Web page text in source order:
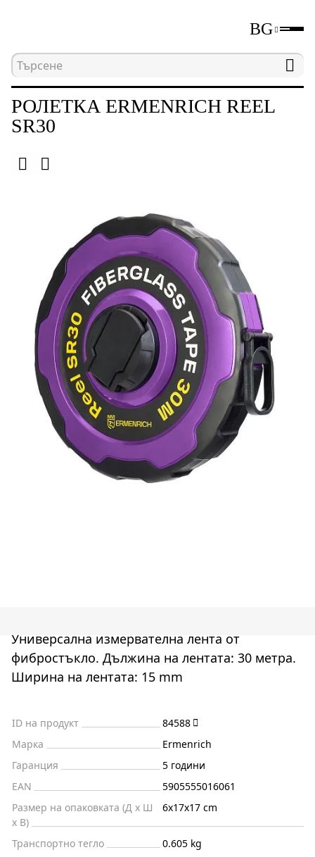
BG
Начална страница Измервателни
РОЛЕТКА ERMENRICH REEL
SR30
Универсална измервателна лента от
фибростъкло. Дължина на лентата: 30 метра.
Ширина на лентата: 15 mm
ID на продукт
84588
Марка
Ermenrich
Гаранция
5 години
EAN
5905555016061
Размер на опаковката (Д x Ш
x В)
6x17x17 cm
Транспортно тегло 0.605 kg